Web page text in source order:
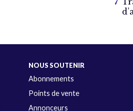
NOUS SOUTENIR
Abonnements
Points de vente
Annonceurs